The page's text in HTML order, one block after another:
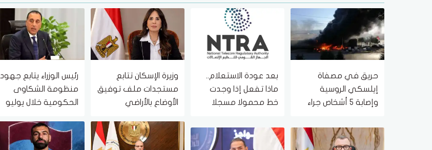
حريق في مصفاة
إيلسكي الروسية
وإصابة 5 أشخاص جراء
أوكرانية
بعد عودة الاستعلام..
ماذا تفعل إذا وجدت
خط محمولا مسجلا
وزيرة الإسكان تتابع
مستجدات ملف توفيق
الأوضاع بالأراضي
الشروق والعبور الجديدة
رئيس الوزراء يتابع جهود
منظومة الشكاوى
الحكومية خلال يوليو